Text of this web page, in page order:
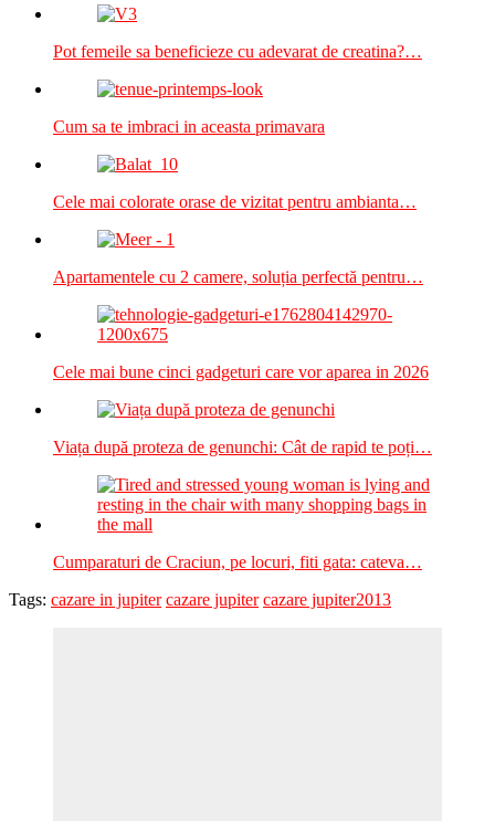
Pot femeile sa beneficieze cu adevarat de creatina?…
Cum sa te imbraci in aceasta primavara
Cele mai colorate orase de vizitat pentru ambianta…
Apartamentele cu 2 camere, soluția perfectă pentru…
Cele mai bune cinci gadgeturi care vor aparea in 2026
Viața după proteza de genunchi: Cât de rapid te poți…
Cumparaturi de Craciun, pe locuri, fiti gata: cateva…
Tags: cazare in jupiter cazare jupiter cazare jupiter2013